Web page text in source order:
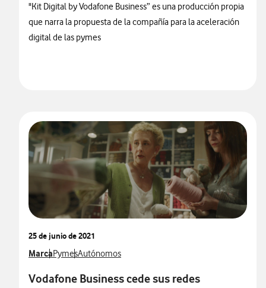
"Kit Digital by Vodafone Business” es una producción propia
que narra la propuesta de la compañía para la aceleración
digital de las pymes
25 de junio de 2021
Ver más notas de prensa relacionados con
MarcaVer más notas de prensa relacionados con
PymesVer más notas de prensa relacionados con
Autónomos
Vodafone Business cede sus redes